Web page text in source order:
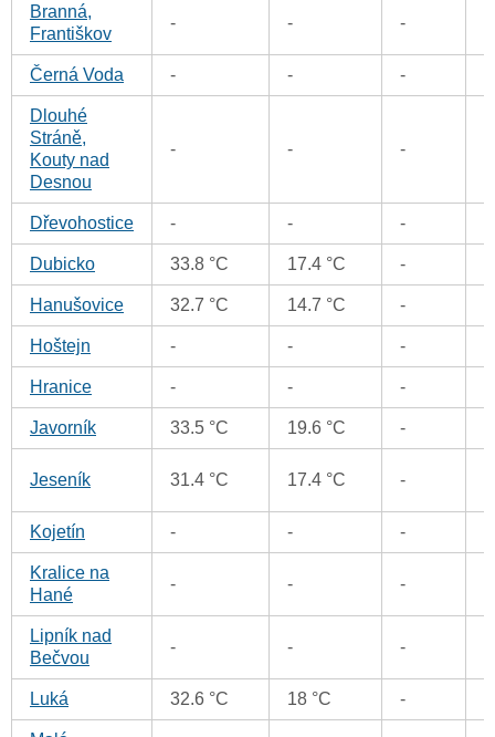
Branná,
Františkov
- - -
Černá Voda - - -
Dlouhé
Stráně,
Kouty nad
Desnou
- - -
Dřevohostice - - -
Dubicko 33.8 °C 17.4 °C -
Hanušovice 32.7 °C 14.7 °C -
Hoštejn - - -
Hranice - - -
Javorník 33.5 °C 19.6 °C -
Jeseník 31.4 °C 17.4 °C -
Kojetín - - -
Kralice na
Hané
- - -
Lipník nad
Bečvou
- - -
Luká 32.6 °C 18 °C -